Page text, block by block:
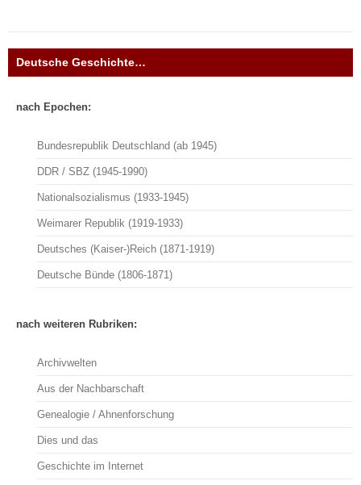
Deutsche Geschichte…
nach Epochen:
Bundesrepublik Deutschland (ab 1945)
DDR / SBZ (1945-1990)
Nationalsozialismus (1933-1945)
Weimarer Republik (1919-1933)
Deutsches (Kaiser-)Reich (1871-1919)
Deutsche Bünde (1806-1871)
nach weiteren Rubriken:
Archivwelten
Aus der Nachbarschaft
Genealogie / Ahnenforschung
Dies und das
Geschichte im Internet